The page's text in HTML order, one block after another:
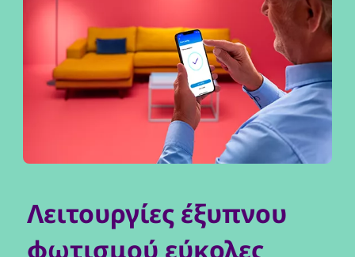
Λειτουργίες έξυπνου
φωτισμού εύκολες